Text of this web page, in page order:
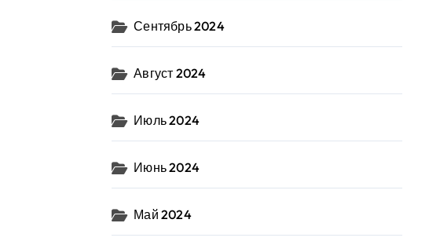
Сентябрь 2024
Август 2024
Июль 2024
Июнь 2024
Май 2024